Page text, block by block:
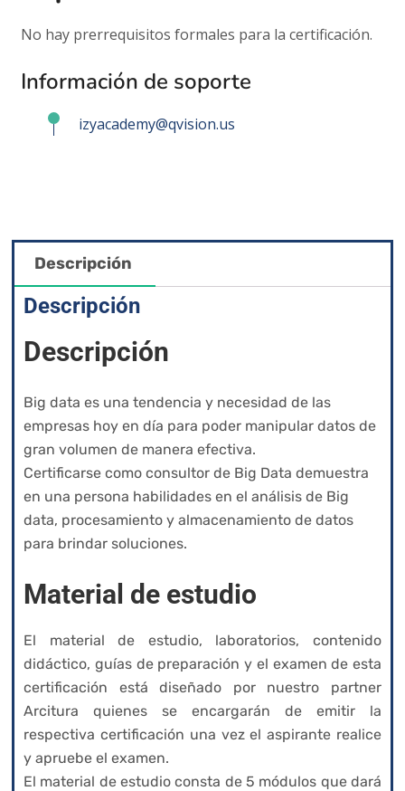
No hay prerrequisitos formales para la certificación.
Información de soporte
izyacademy@qvision.us
Descripción
Descripción
Descripción
Big data es una tendencia y necesidad de las
empresas hoy en día para poder manipular datos de
gran volumen de manera efectiva.
Certificarse como consultor de Big Data demuestra
en una persona habilidades en el análisis de Big
data, procesamiento y almacenamiento de datos
para brindar soluciones.
Material de estudio
El material de estudio, laboratorios, contenido
didáctico, guías de preparación y el examen de esta
certificación está diseñado por nuestro partner
Arcitura quienes se encargarán de emitir la
respectiva certificación una vez el aspirante realice
y apruebe el examen.
El material de estudio consta de 5 módulos que dará